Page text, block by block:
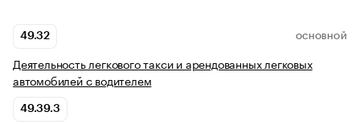
49.32 ОСНОВНОЙ
Деятельность легкового такси и арендованных легковых
автомобилей с водителем
49.39.3